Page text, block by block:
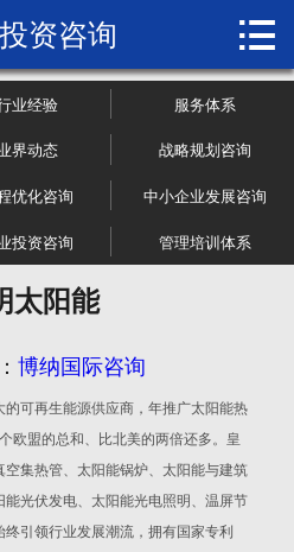

关于博纳
市场研究
管理咨询
行业报告
加入我们
资咨询 
业经验 服务体系
界动态 战略规划咨询
优化咨询 中小企业发展咨询
投资咨询 管理培训体系
太阳能
博纳国际咨询
可再生能源供应商，年推广太阳能热
欧盟的总和、比北美的两倍还多。皇
集热管、太阳能锅炉、太阳能与建筑
光伏发电、太阳能光电照明、温屏节
引领行业发展潮流，拥有国家专利